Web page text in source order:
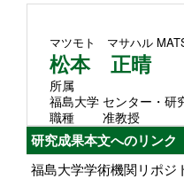
マツモト マサハル
松本 正晴
所属
福島大学 センター・研
職種
准教授
研究成果本文へのリンク
福島大学学術機関リポジ